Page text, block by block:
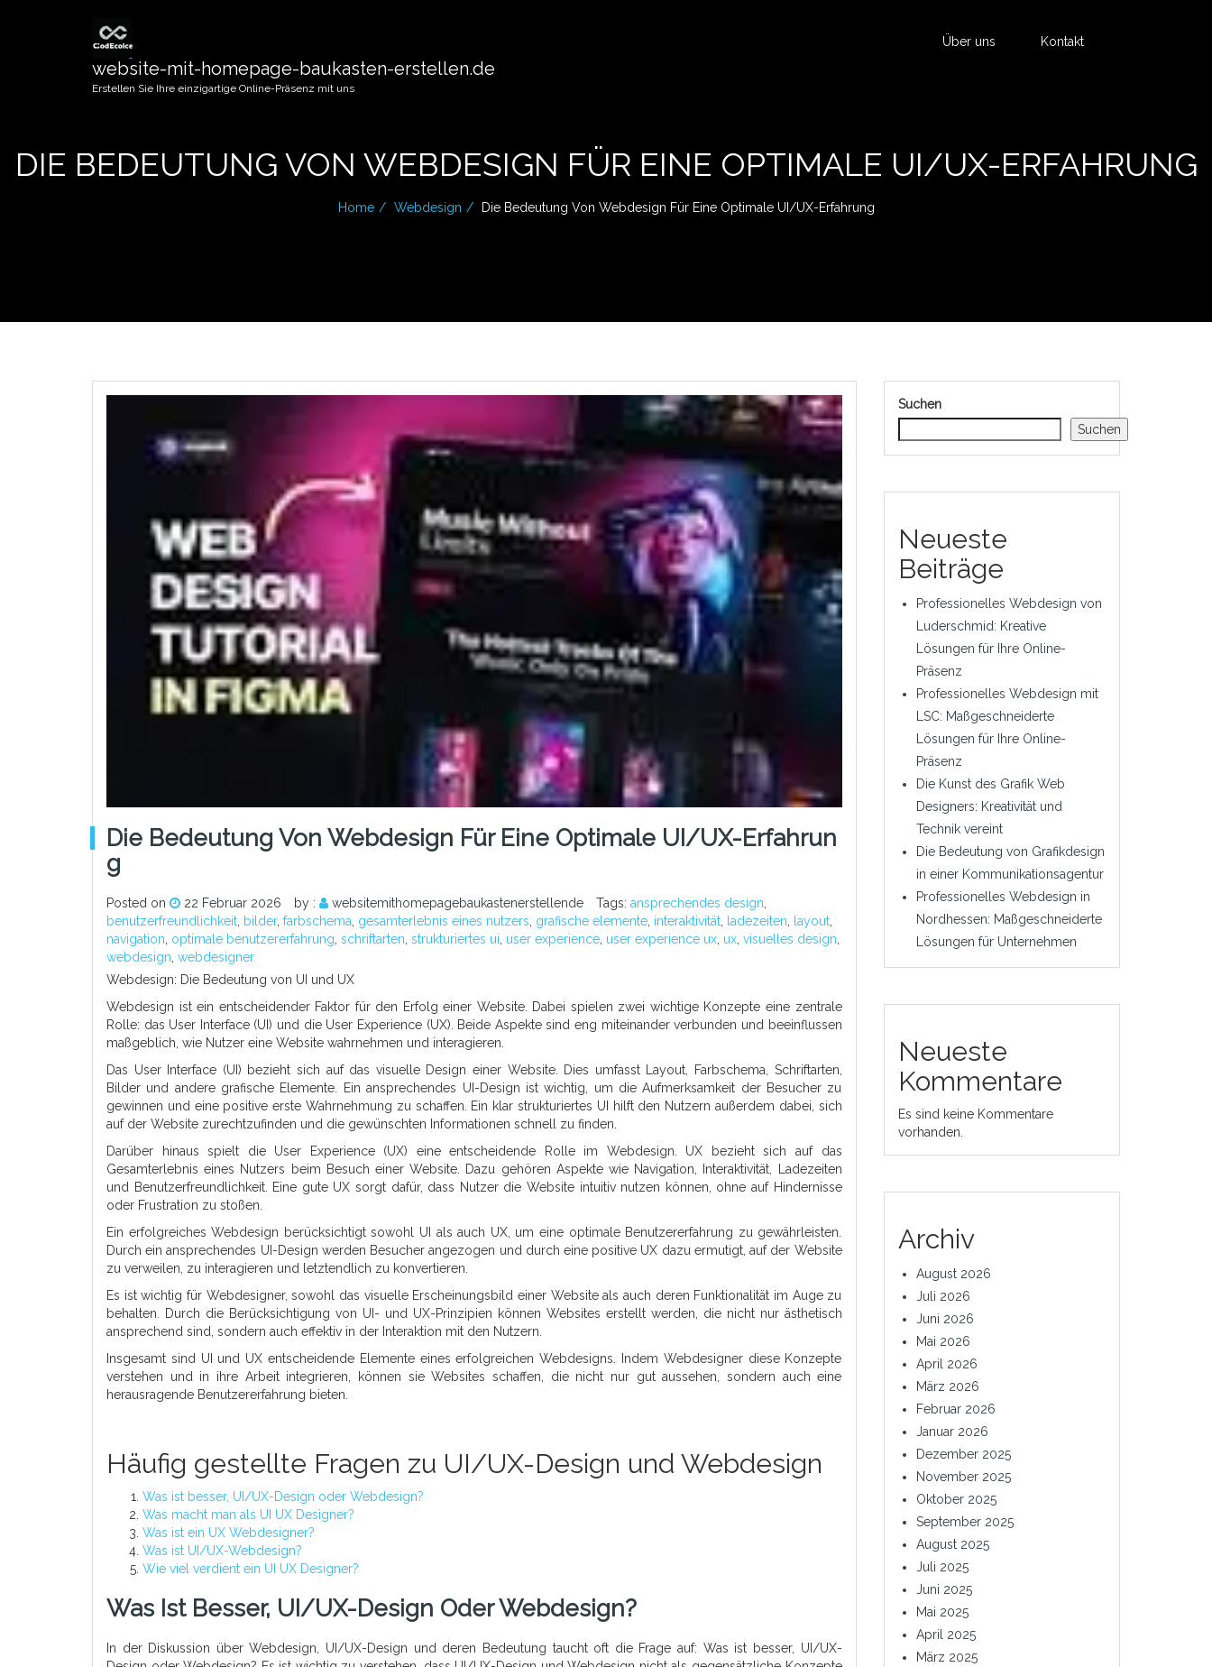
website-mit-homepage-baukasten-erstellen.de
Erstellen Sie Ihre einzigartige Online-Präsenz mit uns
Über uns Kontakt
DIE BEDEUTUNG VON WEBDESIGN FÜR EINE OPTIMALE UI/UX-ERFAHRUNG
Home Webdesign Die Bedeutung Von Webdesign Für Eine Optimale UI/UX-Erfahrung
Die Bedeutung Von Webdesign Für Eine Optimale UI/UX-Erfahrun
G
Posted on 22 Februar 2026 by : websitemithomepagebaukastenerstellende Tags: ansprechendes design,
benutzerfreundlichkeit, bilder, farbschema, gesamterlebnis eines nutzers, grafische elemente, interaktivität, ladezeiten, layout,
navigation, optimale benutzererfahrung, schriftarten, strukturiertes ui, user experience, user experience ux, ux, visuelles design,
webdesign, webdesigner
Webdesign: Die Bedeutung von UI und UX
Webdesign ist ein entscheidender Faktor für den Erfolg einer Website. Dabei spielen zwei wichtige Konzepte eine zentrale
Rolle: das User Interface (UI) und die User Experience (UX). Beide Aspekte sind eng miteinander verbunden und beeinflussen
maßgeblich, wie Nutzer eine Website wahrnehmen und interagieren.
Das User Interface (UI) bezieht sich auf das visuelle Design einer Website. Dies umfasst Layout, Farbschema, Schriftarten,
Bilder und andere grafische Elemente. Ein ansprechendes UI-Design ist wichtig, um die Aufmerksamkeit der Besucher zu
gewinnen und eine positive erste Wahrnehmung zu schaffen. Ein klar strukturiertes UI hilft den Nutzern außerdem dabei, sich
auf der Website zurechtzufinden und die gewünschten Informationen schnell zu finden.
Darüber hinaus spielt die User Experience (UX) eine entscheidende Rolle im Webdesign. UX bezieht sich auf das
Gesamterlebnis eines Nutzers beim Besuch einer Website. Dazu gehören Aspekte wie Navigation, Interaktivität, Ladezeiten
und Benutzerfreundlichkeit. Eine gute UX sorgt dafür, dass Nutzer die Website intuitiv nutzen können, ohne auf Hindernisse
oder Frustration zu stoßen.
Ein erfolgreiches Webdesign berücksichtigt sowohl UI als auch UX, um eine optimale Benutzererfahrung zu gewährleisten.
Durch ein ansprechendes UI-Design werden Besucher angezogen und durch eine positive UX dazu ermutigt, auf der Website
zu verweilen, zu interagieren und letztendlich zu konvertieren.
Es ist wichtig für Webdesigner, sowohl das visuelle Erscheinungsbild einer Website als auch deren Funktionalität im Auge zu
behalten. Durch die Berücksichtigung von UI- und UX-Prinzipien können Websites erstellt werden, die nicht nur ästhetisch
ansprechend sind, sondern auch effektiv in der Interaktion mit den Nutzern.
Insgesamt sind UI und UX entscheidende Elemente eines erfolgreichen Webdesigns. Indem Webdesigner diese Konzepte
verstehen und in ihre Arbeit integrieren, können sie Websites schaffen, die nicht nur gut aussehen, sondern auch eine
herausragende Benutzererfahrung bieten.
Häufig gestellte Fragen zu UI/UX-Design und Webdesign
Was ist besser, UI/UX-Design oder Webdesign?
Was macht man als UI UX Designer?
Was ist ein UX Webdesigner?
Was ist UI/UX-Webdesign?
Wie viel verdient ein UI UX Designer?
Was Ist Besser, UI/UX-Design Oder Webdesign?
In der Diskussion über Webdesign, UI/UX-Design und deren Bedeutung taucht oft die Frage auf: Was ist besser, UI/UX-
Suchen
Suchen
Neueste
Beiträge
Professionelles Webdesign von
Luderschmid: Kreative
Lösungen für Ihre Online-
Präsenz
Professionelles Webdesign mit
LSC: Maßgeschneiderte
Lösungen für Ihre Online-
Präsenz
Die Kunst des Grafik Web
Designers: Kreativität und
Technik vereint
Die Bedeutung von Grafikdesign
in einer Kommunikationsagentur
Professionelles Webdesign in
Nordhessen: Maßgeschneiderte
Lösungen für Unternehmen
Neueste
Kommentare
Es sind keine Kommentare
vorhanden.
Archiv
August 2026
Juli 2026
Juni 2026
Mai 2026
April 2026
März 2026
Februar 2026
Januar 2026
Dezember 2025
November 2025
Oktober 2025
September 2025
August 2025
Juli 2025
Juni 2025
Mai 2025
April 2025
März 2025